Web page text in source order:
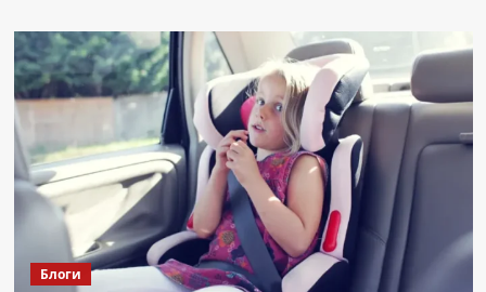
Блоги